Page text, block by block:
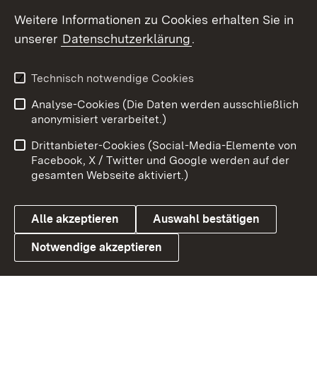
X / Twitter
Youtube
Link zum Landesportal
Impressum
Kontakt
Barrierefreiheit
Datenschutz
Cookies
Weitere Informationen zu Cookies erhalten Sie in
unserer Datenschutzerklärung.
Technisch notwendige Cookies
Analyse-Cookies (Die Daten werden ausschließlich
anonymisiert verarbeitet.)
Drittanbieter-Cookies (Social-Media-Elemente von
Facebook, X / Twitter und Google werden auf der
gesamten Webseite aktiviert.)
Alle akzeptieren Auswahl bestätigen
Notwendige akzeptieren